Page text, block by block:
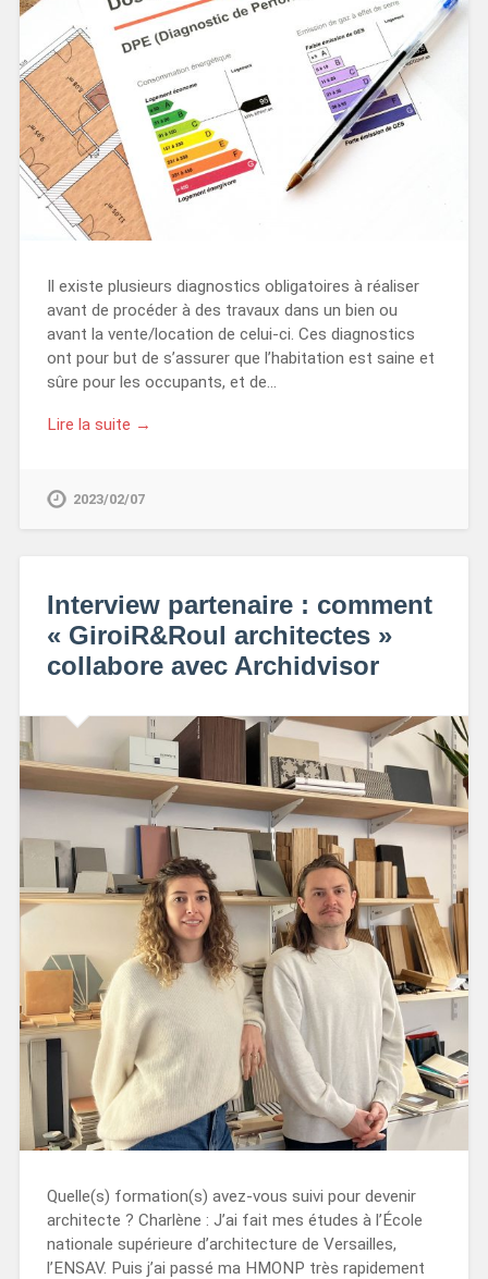
Il existe plusieurs diagnostics obligatoires à réaliser
avant de procéder à des travaux dans un bien ou
avant la vente/location de celui-ci. Ces diagnostics
ont pour but de s’assurer que l’habitation est saine et
sûre pour les occupants, et de…
Lire la suite →
2023/02/07
Interview partenaire : comment
« GiroiR&Roul architectes »
collabore avec Archidvisor
Quelle(s) formation(s) avez-vous suivi pour devenir
architecte ? Charlène : J’ai fait mes études à l’École
nationale supérieure d’architecture de Versailles,
l’ENSAV. Puis j’ai passé ma HMONP très rapidement